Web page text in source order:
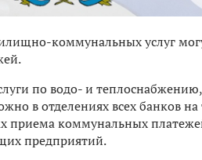
коммунальных услуг
по водо- и
в отделениях всех банков
приема коммунальных
предприятий.